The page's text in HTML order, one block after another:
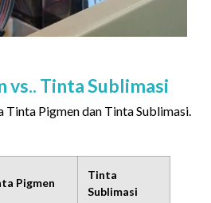
vs.. Tinta Sublimasi
Tinta Pigmen dan Tinta Sublimasi.
Pigmen
Tinta
Sublimasi